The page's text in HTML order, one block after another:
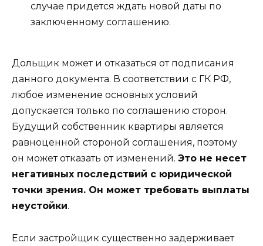
случае придется ждать новой даты по
заключенному соглашению.
Дольщик может и отказаться от подписания
данного документа. В соответствии с ГК РФ,
любое изменение основных условий
допускается только по соглашению сторон.
Будущий собственник квартиры является
равноценной стороной соглашения, поэтому
он может отказать от изменений. Это не несет
негативных последствий с юридической
точки зрения. Он может требовать выплаты
неустойки.
Если застройщик существенно задерживает